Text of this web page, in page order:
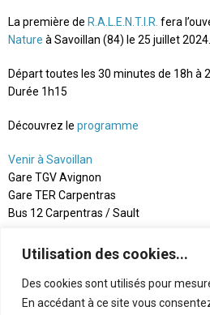
Utilisation des cookies...
Des cookies sont utilisés pour
En accédant à ce site vous
La première de R.A.L.E.N.T.I.R. fera
Nature à Savoillan (84) le 25 juillet 2024.
Départ toutes les 30 minutes de 18h à
Durée 1h15
Découvrez le programme
Venir à Savoillan
Gare TGV Avignon
Gare TER Carpentras
Bus 12 Carpentras / Sault